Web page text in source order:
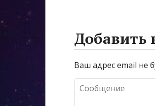
Добавить
Ваш адрес email не